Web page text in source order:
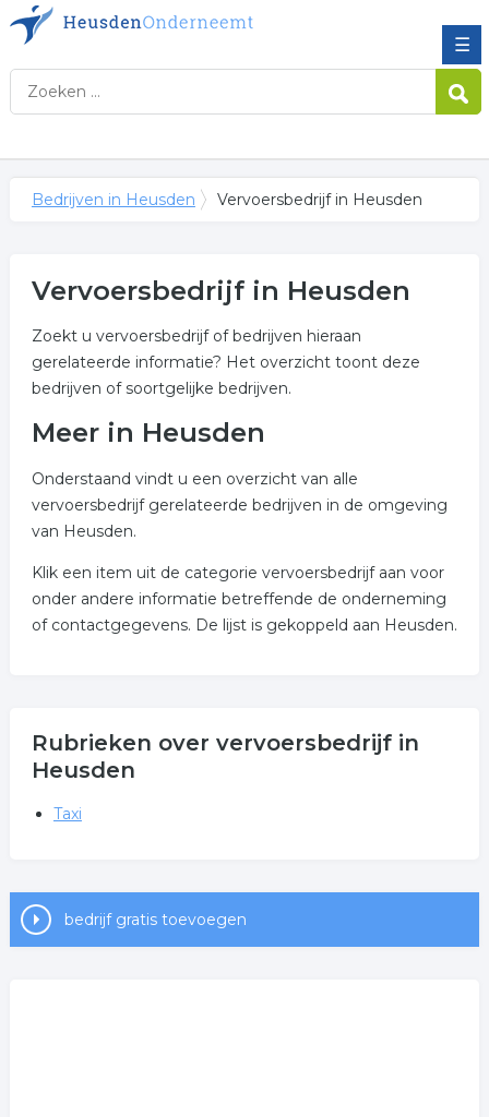
☰
Bedrijven in Heusden Vervoersbedrijf in Heusden
Vervoersbedrijf in Heusden
Zoekt u vervoersbedrijf of bedrijven hieraan
gerelateerde informatie? Het overzicht toont deze
bedrijven of soortgelijke bedrijven.
Meer in Heusden
Onderstaand vindt u een overzicht van alle
vervoersbedrijf gerelateerde bedrijven in de omgeving
van Heusden.
Klik een item uit de categorie vervoersbedrijf aan voor
onder andere informatie betreffende de onderneming
of contactgegevens. De lijst is gekoppeld aan Heusden.
Rubrieken over vervoersbedrijf in
Heusden
Taxi
bedrijf gratis toevoegen